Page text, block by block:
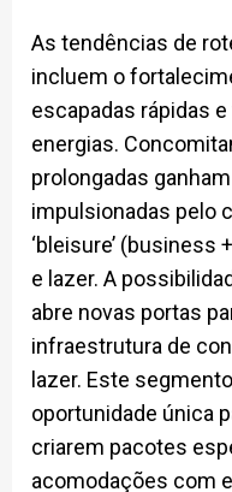
As tendências de
incluem o
escapadas rápidas
energias.
prolongadas
impulsionadas pelo
‘bleisure’ (business
e lazer. A
abre novas portas
infraestrutura de
lazer. Este
oportunidade única
criarem pacotes
acomodações com